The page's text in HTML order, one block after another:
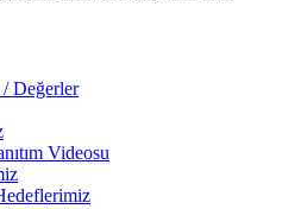
Değerler
Videosu